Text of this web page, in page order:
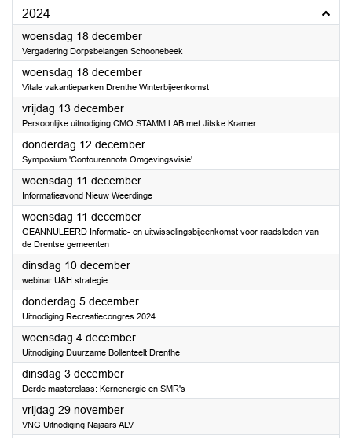
2024
woensdag 18 december2024
Vergadering Dorpsbelangen Schoonebeek
woensdag 18 december2024
Vitale vakantieparken Drenthe Winterbijeenkomst
vrijdag 13 december2024
Persoonlijke uitnodiging CMO STAMM LAB met Jitske Kramer
donderdag 12 december2024
Symposium 'Contourennota Omgevingsvisie'
woensdag 11 december2024
Informatieavond Nieuw Weerdinge
woensdag 11 december2024
GEANNULEERD Informatie- en uitwisselingsbijeenkomst voor raadsleden van
de Drentse gemeenten
dinsdag 10 december2024
webinar U&H strategie
donderdag 5 december2024
Uitnodiging Recreatiecongres 2024
woensdag 4 december2024
Uitnodiging Duurzame Bollenteelt Drenthe
dinsdag 3 december2024
Derde masterclass: Kernenergie en SMR's
vrijdag 29 november2024
VNG Uitnodiging Najaars ALV